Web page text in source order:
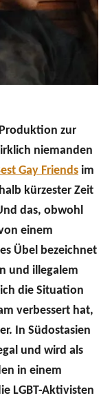
zur
niemanden
Gay Friends im
kürzester Zeit
das, obwohl
einem
Übel bezeichnet
und illegalem
die Situation
verbessert hat,
In Südostasien
und wird als
in einem
LGBT-Aktivisten